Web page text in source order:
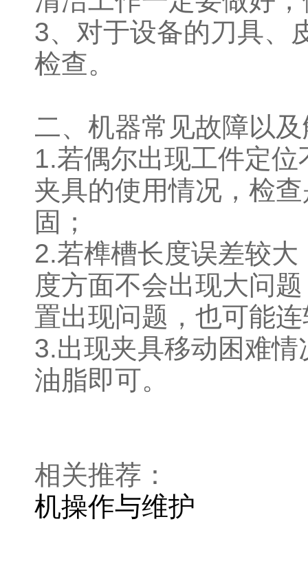
3、对于设备的刀具、
检查。
二、机器常见故障
1.若偶尔出现工件定
夹具的使用情况，检
固；
2.若榫槽长度误差较
度方面不会出现大问
置出现问题，也可能
3.出现夹具移动困难
油脂即可。
相关推荐
机操作与维护